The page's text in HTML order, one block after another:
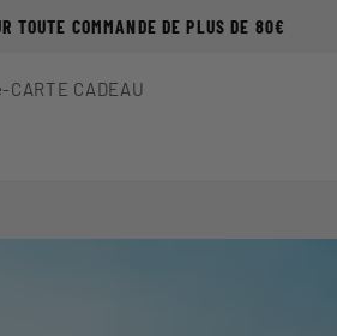
TOUTE COMMANDE DE PLUS DE 80€
CARTE CADEAU